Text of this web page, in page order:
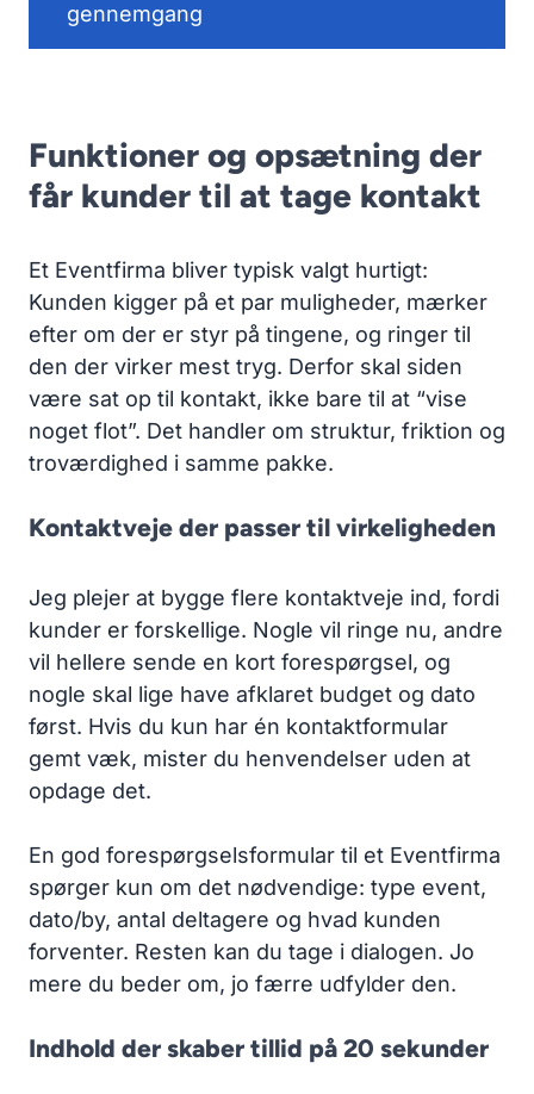
gennemgang
Funktioner og opsætning der
får kunder til at tage kontakt
Et Eventfirma bliver typisk valgt hurtigt:
Kunden kigger på et par muligheder, mærker
efter om der er styr på tingene, og ringer til
den der virker mest tryg. Derfor skal siden
være sat op til kontakt, ikke bare til at “vise
noget flot”. Det handler om struktur, friktion og
troværdighed i samme pakke.
Kontaktveje der passer til virkeligheden
Jeg plejer at bygge flere kontaktveje ind, fordi
kunder er forskellige. Nogle vil ringe nu, andre
vil hellere sende en kort forespørgsel, og
nogle skal lige have afklaret budget og dato
først. Hvis du kun har én kontaktformular
gemt væk, mister du henvendelser uden at
opdage det.
En god forespørgselsformular til et Eventfirma
spørger kun om det nødvendige: type event,
dato/by, antal deltagere og hvad kunden
forventer. Resten kan du tage i dialogen. Jo
mere du beder om, jo færre udfylder den.
Indhold der skaber tillid på 20 sekunder